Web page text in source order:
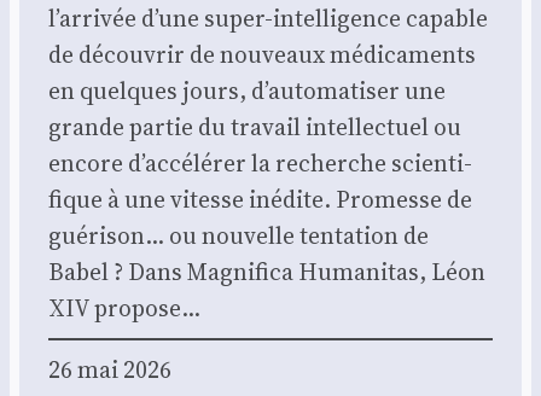
l’arrivée d’une super-intel­li­gence capable
de décou­vrir de nou­veaux médi­ca­ments
en quelques jours, d’automatiser une
grande par­tie du tra­vail intel­lec­tuel ou
encore d’accélérer la recherche scien­ti­
fique à une vitesse inédite. Pro­messe de
gué­ri­son… ou nou­velle ten­ta­tion de
Babel ? Dans Magni­fi­ca Huma­ni­tas, Léon
XIV pro­pose…
26 mai 2026